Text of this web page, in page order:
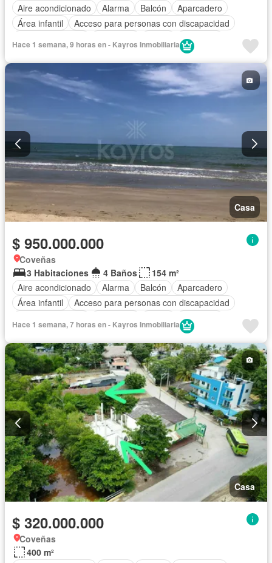
Aire acondicionado
Alarma Balcón
Aparcadero
Área infantil
Acceso para personas con discapacidad
Barbecue
Gimnasio Calefacción
Jacuzzi
Gas natural
Vista panorámica
Sauna
Seguridad privada Cuarto de servicio
Piscina
Cancha de tenis
Terraza
Tanque de agua
Hace 1 semana, 9 horas en - Kayros Inmobiliaria
Casa
$ 950.000.000
Coveñas
3 Habitaciones
4 Baños
154 m²
Aire acondicionado
Alarma Balcón
Aparcadero
Área infantil
Acceso para personas con discapacidad
Barbecue
Gimnasio Calefacción
Jacuzzi
Ascensor Gas natural
Vista panorámica
Sauna
Seguridad privada Cuarto de servicio
Piscina
Cancha de tenis
Terraza Agua
Tanque de agua
Patio
Hace 1 semana, 7 horas en - Kayros Inmobiliaria
Casa
$ 320.000.000
Coveñas
400 m²